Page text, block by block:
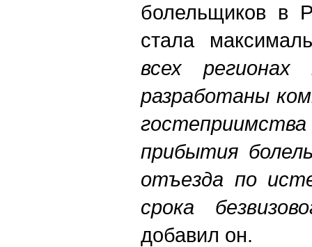
болельщиков в
стала
всех регионах
разработаны
прибытия
отъезда по
срока
добавил он.